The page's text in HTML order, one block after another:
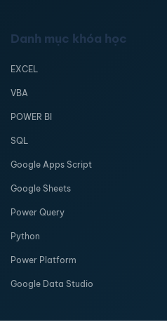
Danh mục khóa học
EXCEL
VBA
POWER BI
SQL
Google Apps Script
Google Sheets
Power Query
Python
Power Platform
Google Data Studio